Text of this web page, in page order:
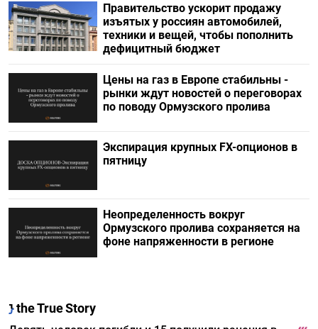
Правительство ускорит продажу
изъятых у россиян автомобилей,
техники и вещей, чтобы пополнить
дефицитный бюджет
Цены на газ в Европе стабильны -
рынки ждут новостей о переговорах
по поводу Ормузского пролива
Экспирация крупных FX-опционов в
пятницу
Неопределенность вокруг
Ормузского пролива сохраняется на
фоне напряженности в регионе